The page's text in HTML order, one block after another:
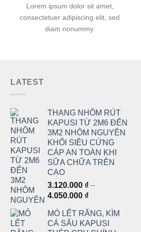
Lorem ipsum dolor sit amet,
consectetuer adipiscing elit, sed
diam nonummy.
LATEST
THANG NHÔM RÚT
KAPUSI TỪ 2M6 ĐẾN
3M2 NHÔM NGUYÊN
KHỐI SIÊU CỨNG
CÁP AN TOÀN KHI
SỮA CHỮA TRÊN
CAO
3.120.000 ₫ –
4.050.000 ₫Khoảng
từ
3.120.000 ₫
MỎ LẾT RĂNG, KÌM
CÁ SẤU KAPUSI